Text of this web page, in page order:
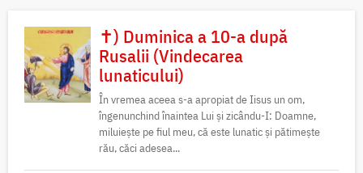
✝) Duminica a 10-a după
Rusalii (Vindecarea
lunaticului)
În vremea aceea s-a apropiat de Iisus un om,
îngenunchind înaintea Lui și zicându-I: Doamne,
miluiește pe fiul meu, că este lunatic și pătimește
rău, căci adesea...